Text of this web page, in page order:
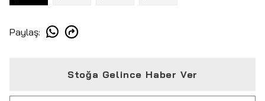
Paylaş:
Stoğa Gelince Haber Ver